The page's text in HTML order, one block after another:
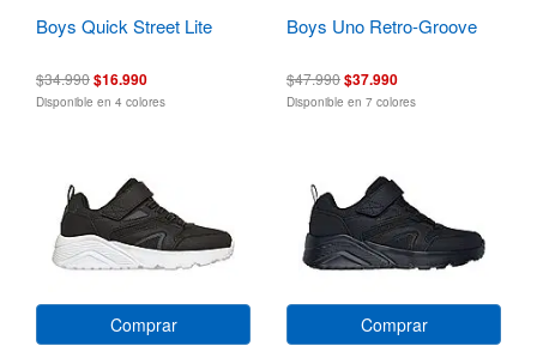
Boys Quick Street Lite
$34.990$16.990
Disponible en 4 colores
Boys Uno Retro-Groove
$47.990$37.990
Disponible en 7 colores
Comprar Comprar